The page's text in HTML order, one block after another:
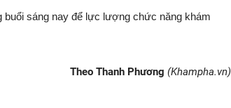
buổi sáng nay để lực lượng chức năng khám
Theo Thanh Phương (Khampha.vn)